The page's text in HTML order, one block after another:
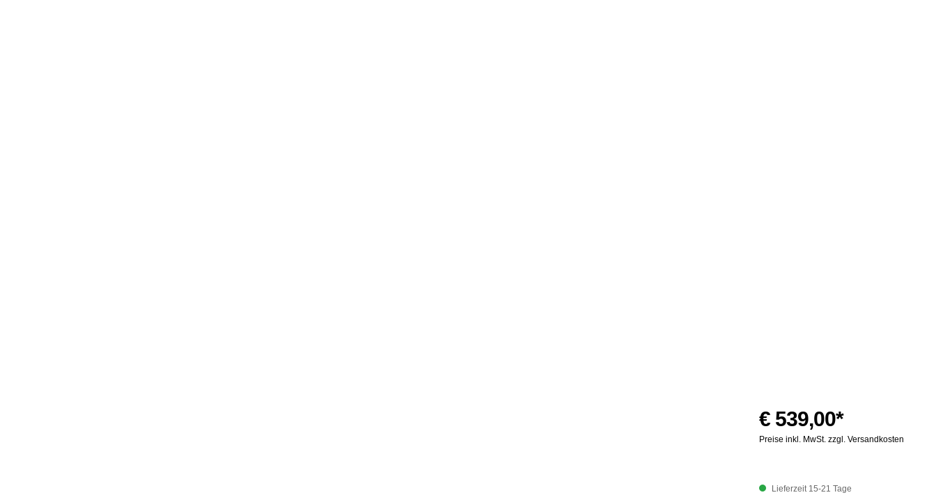
€ 539,00*
Preise inkl. MwSt. zzgl. Versandkosten
Lieferzeit 15-21 Tage